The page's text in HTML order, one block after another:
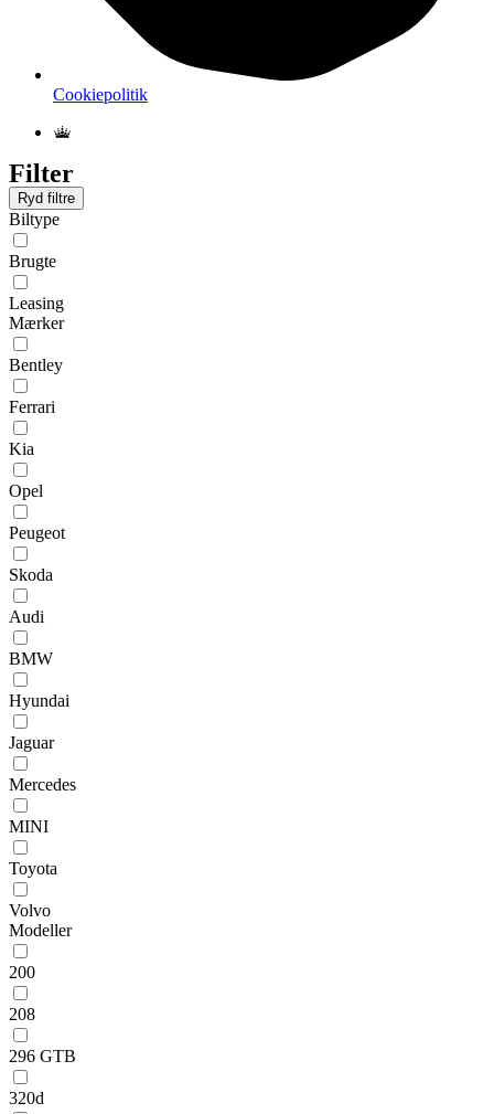
Cookiepolitik
Filter
Ryd filtre
Biltype
Brugte
Leasing
Mærker
Bentley
Ferrari
Kia
Opel
Peugeot
Skoda
Audi
BMW
Hyundai
Jaguar
Mercedes
MINI
Toyota
Volvo
Modeller
200
208
296 GTB
320d